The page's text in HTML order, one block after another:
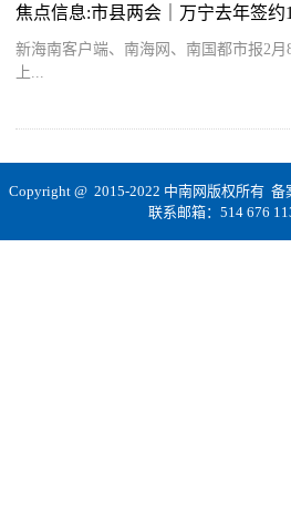
新海南客户端、南海网、南国都市报2月
上...
Copyright @ 2015-2022 中南网版权所有 备
联系邮箱：514 676